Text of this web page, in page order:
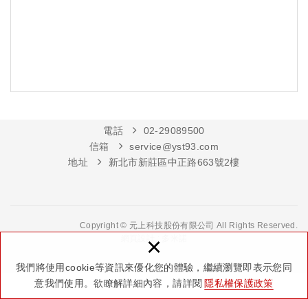
我們將使用cookie等資訊來優化您的體驗，繼續瀏覽即表示您同
意我們使用。欲瞭解詳細內容，請詳閱 隱私權保護政策
×
電話
02-29089500
信箱
service@yst93.com
地址
新北市新莊區中正路663號2樓
Copyright © 元上科技股份有限公司 All Rights Reserved.